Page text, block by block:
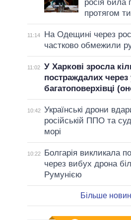
росія била
протягом
11:14
На Одещині через
частково обмежили
11:02
У Харкові зросла
постраждалих через
багатоповерхівці
10:42 Українські дрони
російській ППО та
морі
10:22
Болгарія викликала
через вибух дрона
Румунією
Більше новин